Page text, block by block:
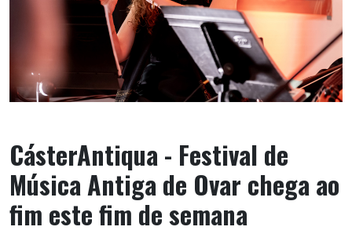
CásterAntiqua - Festival de
Música Antiga de Ovar chega ao
fim este fim de semana